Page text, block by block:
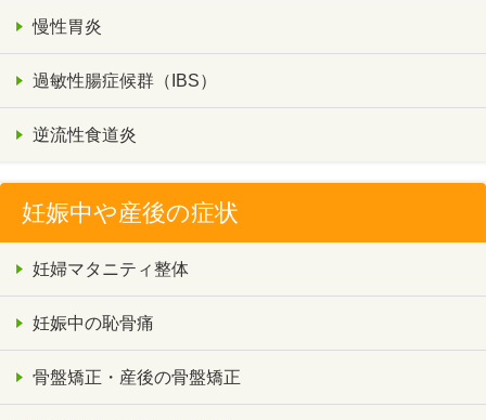
慢性胃炎
過敏性腸症候群（IBS）
逆流性食道炎
妊娠中や産後の症状
妊婦マタニティ整体
妊娠中の恥骨痛
骨盤矯正・産後の骨盤矯正